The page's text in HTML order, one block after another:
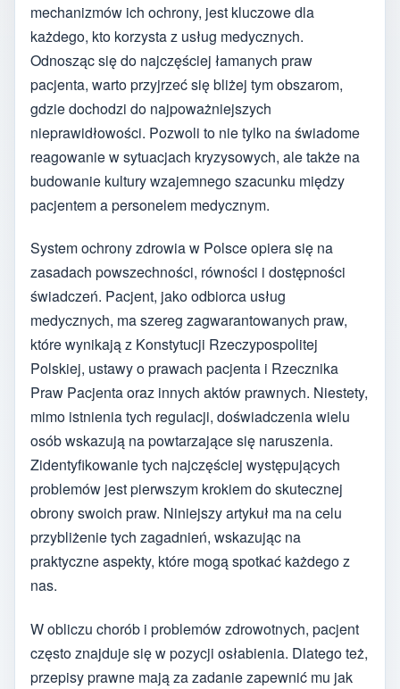
mechanizmów ich ochrony, jest kluczowe dla
każdego, kto korzysta z usług medycznych.
Odnosząc się do najczęściej łamanych praw
pacjenta, warto przyjrzeć się bliżej tym obszarom,
gdzie dochodzi do najpoważniejszych
nieprawidłowości. Pozwoli to nie tylko na świadome
reagowanie w sytuacjach kryzysowych, ale także na
budowanie kultury wzajemnego szacunku między
pacjentem a personelem medycznym.
System ochrony zdrowia w Polsce opiera się na
zasadach powszechności, równości i dostępności
świadczeń. Pacjent, jako odbiorca usług
medycznych, ma szereg zagwarantowanych praw,
które wynikają z Konstytucji Rzeczypospolitej
Polskiej, ustawy o prawach pacjenta i Rzecznika
Praw Pacjenta oraz innych aktów prawnych. Niestety,
mimo istnienia tych regulacji, doświadczenia wielu
osób wskazują na powtarzające się naruszenia.
Zidentyfikowanie tych najczęściej występujących
problemów jest pierwszym krokiem do skutecznej
obrony swoich praw. Niniejszy artykuł ma na celu
przybliżenie tych zagadnień, wskazując na
praktyczne aspekty, które mogą spotkać każdego z
nas.
W obliczu chorób i problemów zdrowotnych, pacjent
często znajduje się w pozycji osłabienia. Dlatego też,
przepisy prawne mają za zadanie zapewnić mu jak